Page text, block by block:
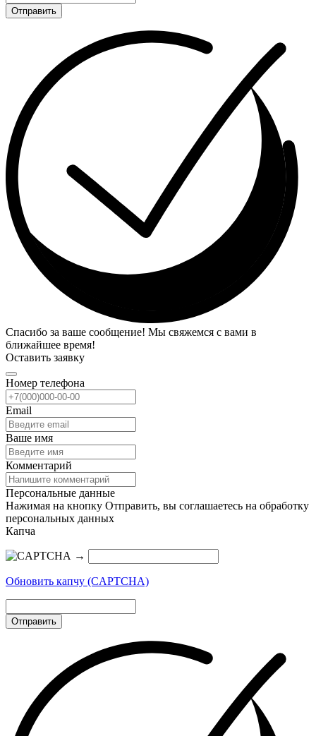
Отправить
Спасибо за ваше сообщение! Мы свяжемся с вами в
ближайшее время!
Оставить заявку
Номер телефона
Email
Ваше имя
Комментарий
Персональные данные
Нажимая на кнопку Отправить, вы соглашаетесь на обработку
персональных данных
Капча
→
Обновить капчу (CAPTCHA)
Отправить